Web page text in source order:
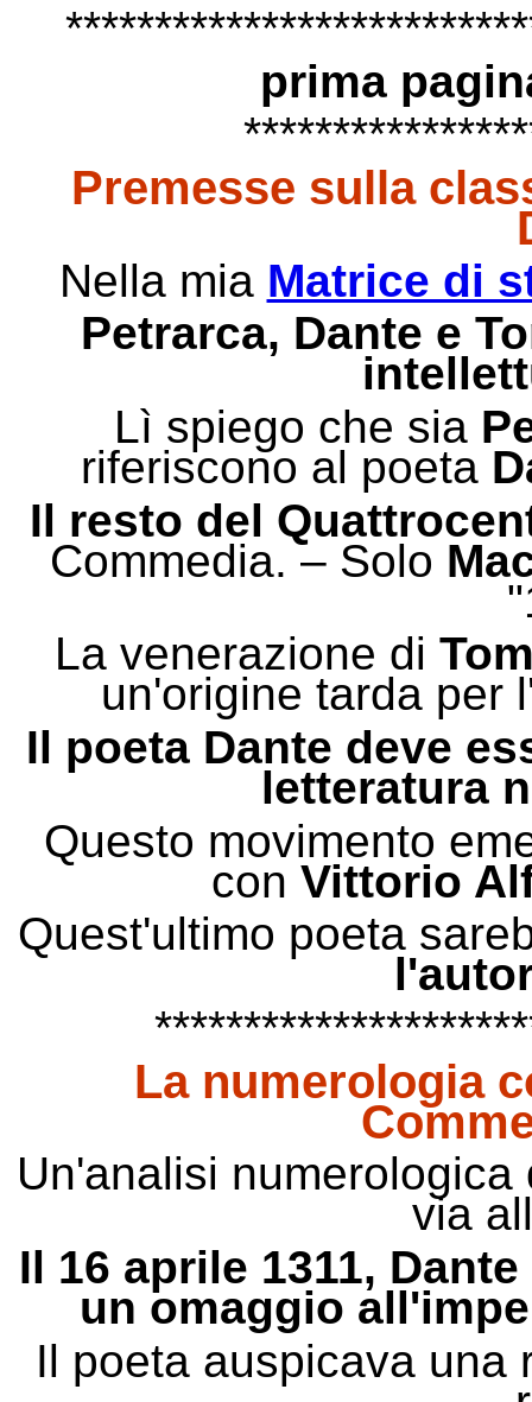
prima
Premesse sulla
Nella mia Matrice di
Petrarca, Dante e
Lì spiego che sia
riferiscono al poeta
Il resto del
Commedia. – Solo
La venerazione di
un'origine tarda per
Il poeta Dante deve
letteratura
Questo movimento
con Vittorio
Quest'ultimo poeta
La numerologia
Un'analisi
via
Il 16 aprile 1311,
un omaggio
Il poeta auspicava una